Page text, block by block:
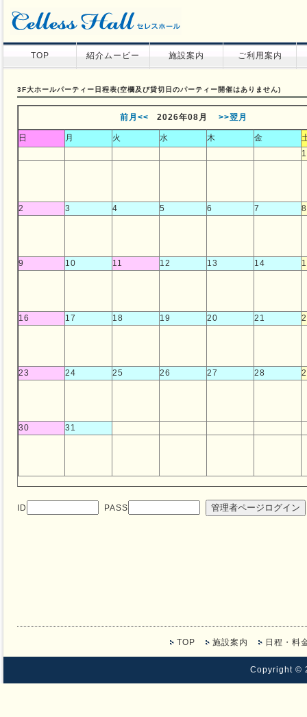
TOP 紹介ムービー 施設案内 ご利用案内
3F大ホールパーティー日程表(空欄及び貸切日のパーティー開催はありません)
前月<< 2026年08月 >>翌月
日 月 火 水 木 金
1
2 3 4 5 6 7 8
9 10 11 12 13 14
16 17 18 19 20 21
23 24 25 26 27 28
30 31
ID PASS 管理者ページログイン
TOP 施設案内 日程・料
Copyright ©